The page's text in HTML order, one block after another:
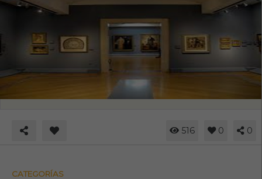
516 0 0
CATEGORÍAS